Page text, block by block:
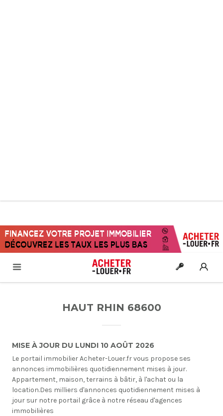
HAUT RHIN 68600
MISE À JOUR DU LUNDI 10 AOÛT 2026
Le portail immobilier Acheter-Louer.fr vous propose ses
annonces immobilières quotidiennement mises à jour.
Appartement, maison, terrains à bâtir, à l'achat ou la
location.Des milliers d'annonces quotidiennement mises à
jour sur notre portail grâce à notre réseau d'agences
immobilières